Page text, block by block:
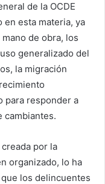
de la OCDE
en esta materia, ya
de obra, los
generalizado del
la migración
para responder a
cambiantes.
por la
organizado, lo ha
los delincuentes